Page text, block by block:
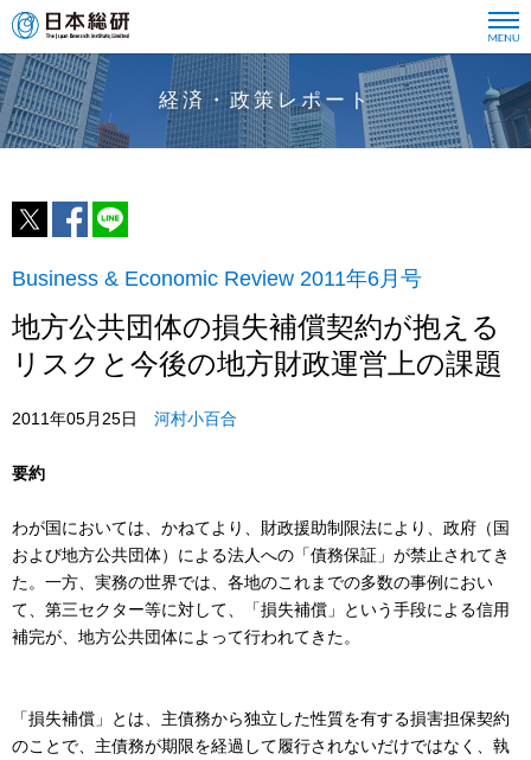
経済・政策レポート
Business & Economic Review 2011年6月号
地方公共団体の損失補償契約が抱える
リスクと今後の地方財政運営上の課題
2011年05月25日 河村小百合
要約
わが国においては、かねてより、財政援助制限法により、政府（国
および地方公共団体）による法人への「債務保証」が禁止されてき
た。一方、実務の世界では、各地のこれまでの多数の事例におい
て、第三セクター等に対して、「損失補償」という手段による信用
補完が、地方公共団体によって行われてきた。
「損失補償」とは、主債務から独立した性質を有する損害担保契約
のことで、主債務が期限を経過して履行されないだけではなく、執